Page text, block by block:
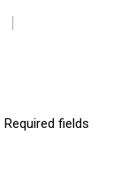
Required fields